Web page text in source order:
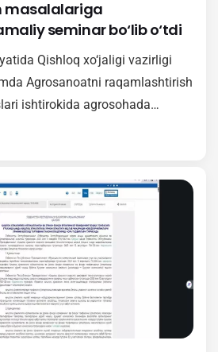
masalalariga
seminar bo‘lib o‘tdi
Qishloq xo‘jaligi vazirligi
Agrosanoatni raqamlashtirish
ishtirokida agrosohada
keng joriy etishga qaratilgan
etish, undan foydalanish
platformaning amaliy ahamiyati
berildi. Shuningdek, seminar
Respublikasi Vazirlar
sonli…